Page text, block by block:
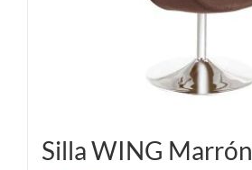
Silla WING Marrón